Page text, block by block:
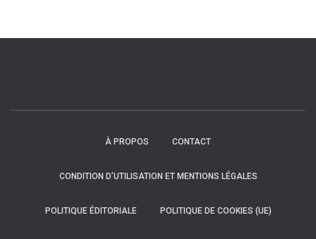
À PROPOS CONTACT
CONDITION D’UTILISATION ET MENTIONS LÉGALES
POLITIQUE ÉDITORIALE POLITIQUE DE COOKIES (UE)